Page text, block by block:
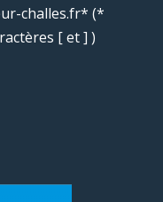
challes.fr* (*
[ et ] )